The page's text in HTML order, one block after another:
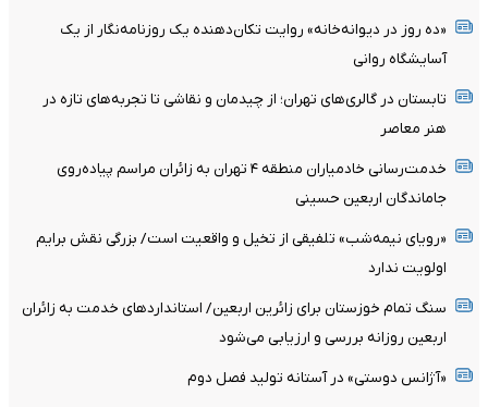
«ده روز در دیوانه‌خانه» روایت تکان‌دهنده یک روزنامه‌نگار از یک
آسایشگاه روانی
تابستان در گالری‌های تهران؛ از چیدمان و نقاشی تا تجربه‌های تازه در
هنر معاصر
خدمت‌رسانی خادمیاران منطقه ۴ تهران به زائران مراسم پیاده‌روی
جاماندگان اربعین حسینی
«رویای نیمه‌شب» تلفیقی از تخیل و واقعیت است/ بزرگی نقش برایم
اولویت ندارد
سنگ تمام خوزستان برای زائرین اربعین/ استانداردهای خدمت به زائران
اربعین روزانه بررسی و ارزیابی می‌شود
«آژانس دوستی» در آستانه تولید فصل دوم